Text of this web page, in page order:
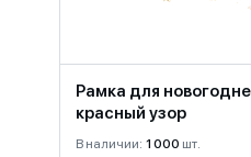
Рамка для
красный узор
В наличии: 1 000 шт.